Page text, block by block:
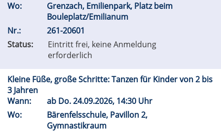
Wo:
Grenzach, Emilienpark, Platz beim
Bouleplatz/Emilianum
Nr.:
261-20601
Status:
Eintritt frei, keine Anmeldung
erforderlich
Kleine Füße, große Schritte: Tanzen für Kinder von 2 bis
3 Jahren
Wann:
ab Do.24.09.2026, 14:30 Uhr
Wo:
Bärenfelsschule, Pavillon 2,
Gymnastikraum